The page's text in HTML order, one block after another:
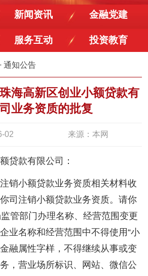
新闻资讯 金融党建
服务互动 投资教育
通知公告
海高新区创业小额贷款有
业务资质的批复
02 来源：本网
贷款有限公司：
小额贷款业务资质相关材料收
司注销小额贷款业务资质。请你
管部门办理名称、经营范围变更
业名称和经营范围中不得使用“小
金融属性字样，不得继续从事或变
，营业场所标识、网站、微信公